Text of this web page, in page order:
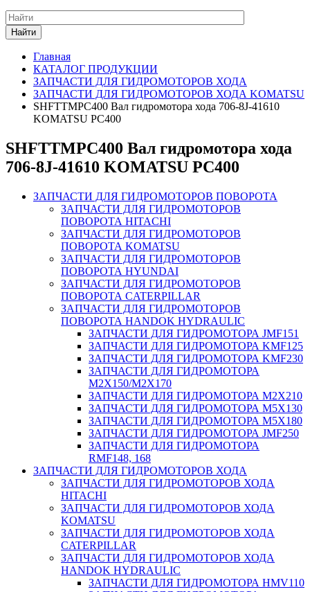
Найти
Главная
КАТАЛОГ ПРОДУКЦИИ
ЗАПЧАСТИ ДЛЯ ГИДРОМОТОРОВ ХОДА
ЗАПЧАСТИ ДЛЯ ГИДРОМОТОРОВ ХОДА KOMATSU
SHFTTMPC400 Вал гидромотора хода 706-8J-41610
KOMATSU PC400
SHFTTMPC400 Вал гидромотора хода
706-8J-41610 KOMATSU PC400
ЗАПЧАСТИ ДЛЯ ГИДРОМОТОРОВ ПОВОРОТА
ЗАПЧАСТИ ДЛЯ ГИДРОМОТОРОВ
ПОВОРОТА HITACHI
ЗАПЧАСТИ ДЛЯ ГИДРОМОТОРОВ
ПОВОРОТА KOMATSU
ЗАПЧАСТИ ДЛЯ ГИДРОМОТОРОВ
ПОВОРОТА HYUNDAI
ЗАПЧАСТИ ДЛЯ ГИДРОМОТОРОВ
ПОВОРОТА CATERPILLAR
ЗАПЧАСТИ ДЛЯ ГИДРОМОТОРОВ
ПОВОРОТА HANDOK HYDRAULIC
ЗАПЧАСТИ ДЛЯ ГИДРОМОТОРА JMF151
ЗАПЧАСТИ ДЛЯ ГИДРОМОТОРА KMF125
ЗАПЧАСТИ ДЛЯ ГИДРОМОТОРА KMF230
ЗАПЧАСТИ ДЛЯ ГИДРОМОТОРА
M2X150/M2X170
ЗАПЧАСТИ ДЛЯ ГИДРОМОТОРА M2X210
ЗАПЧАСТИ ДЛЯ ГИДРОМОТОРА M5X130
ЗАПЧАСТИ ДЛЯ ГИДРОМОТОРА M5X180
ЗАПЧАСТИ ДЛЯ ГИДРОМОТОРА JMF250
ЗАПЧАСТИ ДЛЯ ГИДРОМОТОРА
RMF148, 168
ЗАПЧАСТИ ДЛЯ ГИДРОМОТОРОВ ХОДА
ЗАПЧАСТИ ДЛЯ ГИДРОМОТОРОВ ХОДА
HITACHI
ЗАПЧАСТИ ДЛЯ ГИДРОМОТОРОВ ХОДА
KOMATSU
ЗАПЧАСТИ ДЛЯ ГИДРОМОТОРОВ ХОДА
CATERPILLAR
ЗАПЧАСТИ ДЛЯ ГИДРОМОТОРОВ ХОДА
HANDOK HYDRAULIC
ЗАПЧАСТИ ДЛЯ ГИДРОМОТОРА HMV110